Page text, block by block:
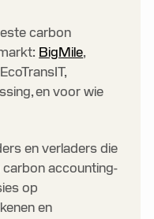
carbon
BigMile,
en voor wie
en verladers die
accounting-
op
en